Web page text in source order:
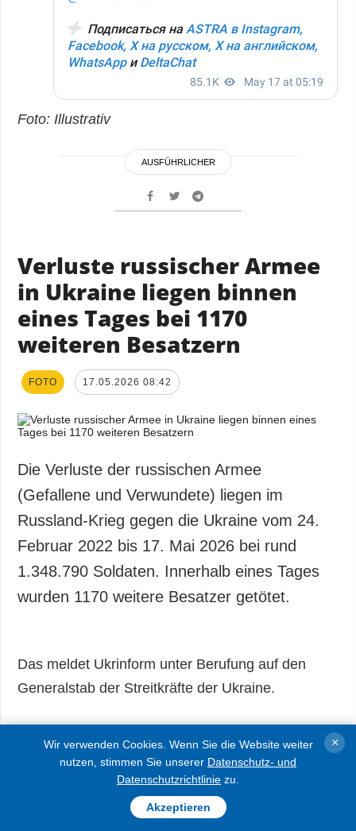
Foto: Illustrativ
AUSFÜHRLICHER
Verluste russischer Armee
in Ukraine liegen binnen
eines Tages bei 1170
weiteren Besatzern
FOTO 17.05.2026 08:42
Die Verluste der russischen Armee
(Gefallene und Verwundete) liegen im
Russland-Krieg gegen die Ukraine vom 24.
Februar 2022 bis 17. Mai 2026 bei rund
1.348.790 Soldaten. Innerhalb eines Tages
wurden 1170 weitere Besatzer getötet.
Das meldet Ukrinform unter Berufung auf den
Generalstab der Streitkräfte der Ukraine.
einschließlich in den letzten 24 Stunden sind:
11 938 (+1) Panzer, 24 578 (+4) gepanzerte
Fahrzeuge, 42 215 (+82) Artilleriesysteme, 1790
Wir verwenden Cookies. Wenn Sie die Website weiter
nutzen, stimmen Sie unserer Datenschutz- und
Datenschutzrichtlinie zu.
Akzeptieren
×